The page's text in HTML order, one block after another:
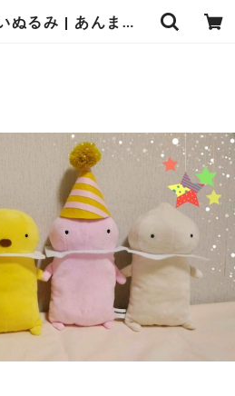
もちもちぬいぬるみ | あんまんまんしょっぷ